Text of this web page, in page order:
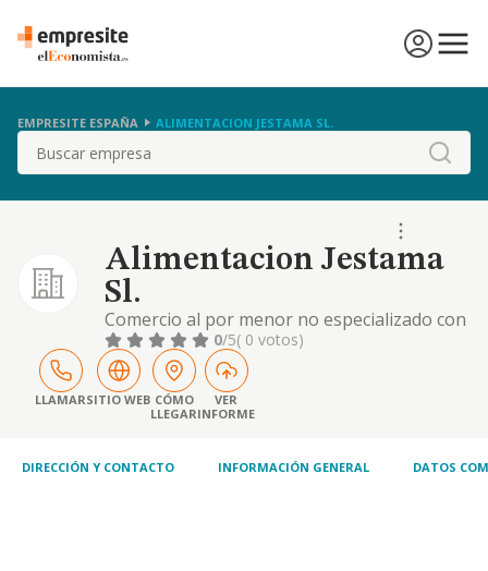
EMPRESITE ESPAÑA ALIMENTACION JESTAMA SL.
Buscar
Alimentacion Jestama
Sl.
Comercio al por menor no especializado con
predominio de productos alimenticios,
bebidas y tabaco. explotación de otro
ganado bovino y búfalos. comercio al por
menor de carne y productos cárnicos
0/5( 0 votos)
LLAMARSITIO WEB CÓMO
LLEGAR
VER
INFORME
DIRECCIÓN Y CONTACTO INFORMACIÓN GENERAL DATOS